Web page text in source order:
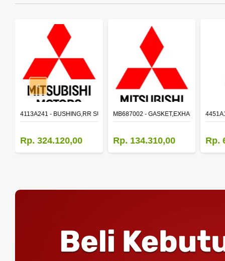
DOOR WDO,LH
4113A241 - BUSHING,RR SUSP LWR ARM
Rp. 324.120,00
MB687002 - GASKET,EXHAUST PIPE
Rp. 134.310,00 Rp.
<